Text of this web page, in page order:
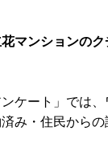
はなさそうで
がしますね
命であるにせよ
良さでは断然、
マンションの
ンケート」では
み・住民から